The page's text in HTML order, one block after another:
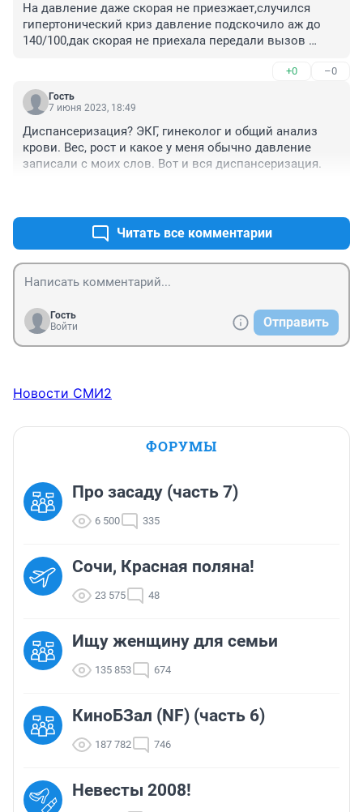
На давление даже скорая не приезжает,случился
гипертонический криз давление подскочило аж до
140/100,дак скорая не приехала передали вызов
+0 –0
Гость
7 июня 2023, 18:49
Диспансеризация? ЭКГ, гинеколог и общий анализ
крови. Вес, рост и какое у меня обычно давление
записали с моих слов. Вот и вся диспансеризация.
Читать все комментарии
Гость
Войти
Отправить
Новости СМИ2
ФОРУМЫ
Про засаду (часть 7)
6 500 335
Сочи, Красная поляна!
23 575 48
Ищу женщину для семьи
135 853 674
КиноБЗал (NF) (часть 6)
187 782 746
Невесты 2008!